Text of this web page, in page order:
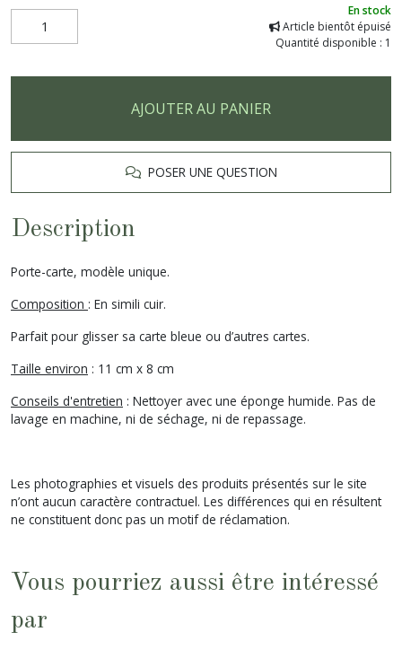
En stock
Article bientôt épuisé
Quantité disponible : 1
AJOUTER AU PANIER
POSER UNE QUESTION
Description
Porte-carte, modèle unique.
Composition : En simili cuir.
Parfait pour glisser sa carte bleue ou d’autres cartes.
Taille environ : 11 cm x 8 cm
Conseils d'entretien : Nettoyer avec une éponge humide. Pas de
lavage en machine, ni de séchage, ni de repassage.
Les photographies et visuels des produits présentés sur le site
n’ont aucun caractère contractuel. Les différences qui en résultent
ne constituent donc pas un motif de réclamation.
Vous pourriez aussi être intéressé
par